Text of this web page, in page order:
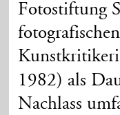
Fotostiftung
1982) als
Nachlass